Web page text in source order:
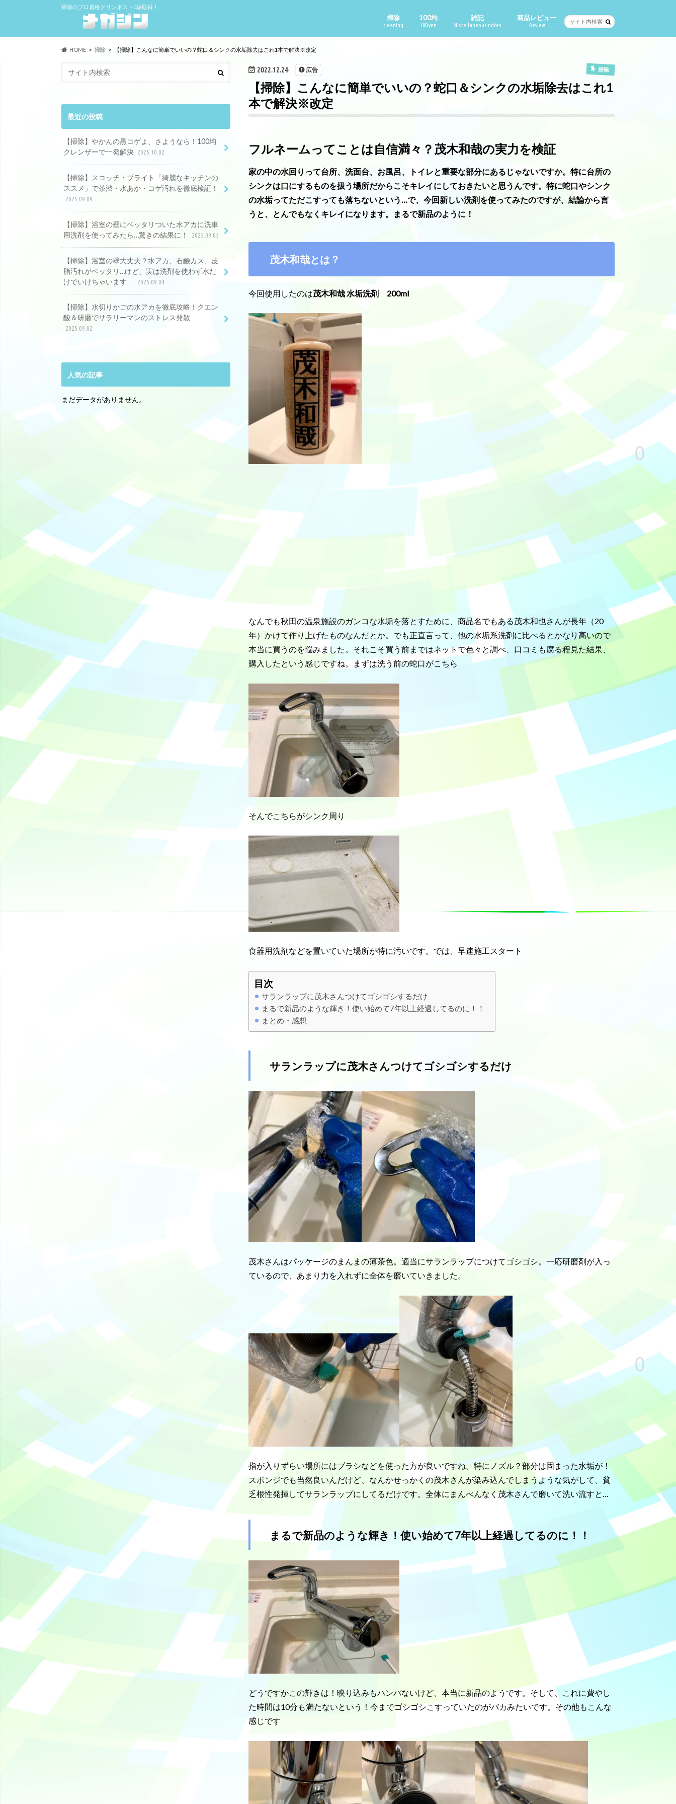
掃除のプロ資格クリンネスト1級取得！
掃除
cleaning
100均
100 yen
雑記
Miscellaneous notes
商品レビュー
Review
HOME 掃除 【掃除】こんなに簡単でいいの？蛇口＆シンクの水垢除去はこれ1本で解決※改定
2022.12.24 掃除
広告
【掃除】こんなに簡単でいいの？蛇口＆シンクの水垢除去はこれ1
本で解決※改定
フルネームってことは自信満々？茂木和哉の実力を検証
家の中の水回りって台所、洗面台、お風呂、トイレと重要な部分にあるじゃないですか。特に台所の
シンクは口にするものを扱う場所だから こそキレイにしておきたいと思うんです。特に蛇口やシンク
の水垢ってただこすっても落ちないという…で、今回新しい洗剤を使ってみたのですが、結論から言
うと、とんでもなくキレイになります。まるで新品のように！
茂木和哉とは？
今回使用したのは茂木和哉 水垢洗剤 200ml
なんでも秋田の温泉施設のガンコな水垢を落とすために、商品名でもある茂木和也さんが長年（20
年）かけて作り上げたものなんだとか。でも正直言って、他の水垢系洗剤に比べるとかなり高いので
本当に買うのを悩みました。それこそ買う前まではネットで色々と調べ、口コミも腐る程見た結果、
購入したという感じですね。まずは洗う前の蛇口がこちら
そんでこちらがシンク周り
食器用洗剤などを置いていた場所が特に汚いです。では、早速施工スタート
目次
サランラップに茂木さんつけてゴシゴシするだけ
まるで新品のような輝き！使い始めて7年以上経過してるのに！！
まとめ・感想
サランラップに茂木さんつけてゴシゴシするだけ
茂木さんはパッケージのまんまの薄茶色。適当にサランラップにつけてゴシゴシ。一応研磨剤が入っ
ているので、あまり力を入れずに全体を磨いていきました。
指が入りずらい場所にはブラシなどを使った方が良いですね。特にノズル？部分は固まった水垢が！
スポンジでも当然良いんだけど、なんかせっかくの茂木さんが染み込んでしまうような気がして、貧
乏根性発揮してサランラップにしてるだけです。全体にまんべんなく茂木さんで磨いて洗い流すと…
まるで新品のような輝き！使い始めて7年以上経過してるのに！！
どうですかこの輝きは！映り込みもハンパないけど、本当に新品のようです。そして、これに費やし
た時間は10分も満たないという！今までゴシゴシこすっていたのがバカみたいです。その他もこんな
感じです
最近の投稿
【掃除】やかんの黒コゲよ、さようなら！100均
クレンザーで一発解決 2025.10.02
【掃除】スコッチ・ブライト「綺麗なキッチンの
ススメ」で茶渋・水あか・コゲ汚れを徹底検証！
2025.09.09
【掃除】浴室の壁にベッタリついた水アカに洗車
用洗剤を使ってみたら…驚きの結果に！
2025.09.05
【掃除】浴室の壁大丈夫？水アカ、石鹸カス、皮
脂汚れがベッタリ…けど、実は洗剤を使わず水だ
けでいけちゃいます
2025.09.04
【掃除】水切りかごの水アカを徹底攻略！クエン
酸＆研磨でサラリーマンのストレス発散
2025.09.02
人気の記事
まだデータがありません。